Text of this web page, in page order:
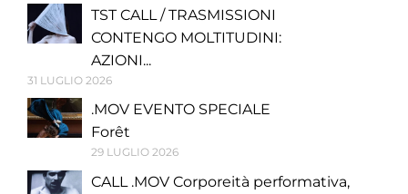
TST CALL / TRASMISSIONI
CONTENGO MOLTITUDINI:
AZIONI...
31 LUGLIO 2026
.MOV EVENTO SPECIALE
Forêt
29 LUGLIO 2026
CALL .MOV Corporeità performativa,